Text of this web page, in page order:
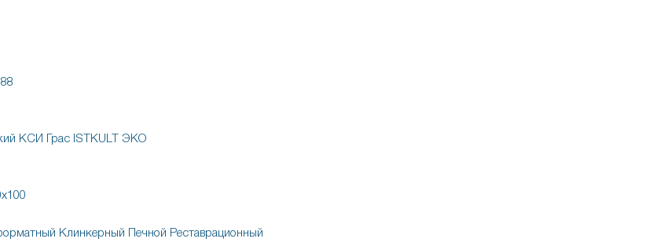
КСИ Грас ISTKULT
ЭКО
Клинкерный Печной Реставрационный